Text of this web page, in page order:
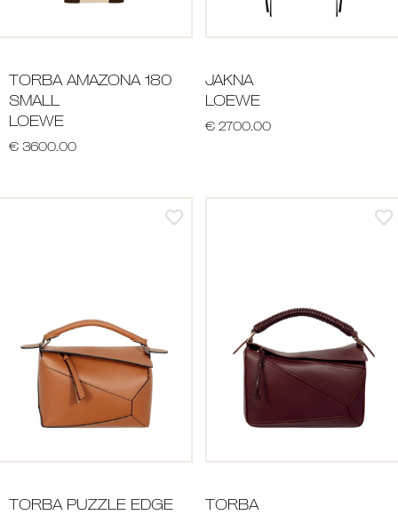
TORBA AMAZONA 180
SMALL
LOEWE
€ 3600.00
JAKNA
LOEWE
€ 2700.00
TORBA PUZZLE EDGE
TORBA